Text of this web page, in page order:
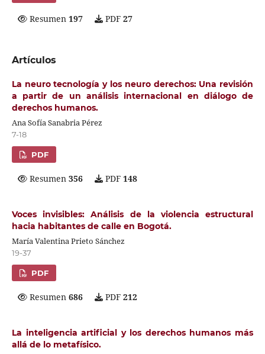
Resumen 197 PDF 27
Artículos
La neuro tecnología y los neuro derechos: Una revisión
a partir de un análisis internacional en diálogo de
derechos humanos.
Ana Sofía Sanabria Pérez
7-18
PDF
Resumen 356 PDF 148
Voces invisibles: Análisis de la violencia estructural
hacia habitantes de calle en Bogotá.
María Valentina Prieto Sánchez
19-37
PDF
Resumen 686 PDF 212
La inteligencia artificial y los derechos humanos más
allá de lo metafísico.